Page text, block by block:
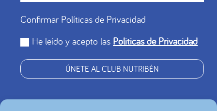
Confirmar Políticas de Privacidad
He leído y acepto las Politicas de Privacidad
ÚNETE AL CLUB NUTRIBÉN